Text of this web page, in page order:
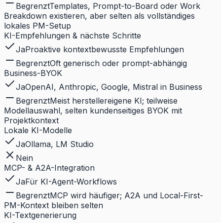
BegrenztTemplates, Prompt-to-Board oder Work
Breakdown existieren, aber selten als vollständiges
lokales PM-Setup
KI-Empfehlungen & nächste Schritte
JaProaktive kontextbewusste Empfehlungen
BegrenztOft generisch oder prompt-abhängig
Business-BYOK
JaOpenAI, Anthropic, Google, Mistral in Business
BegrenztMeist herstellereigene KI; teilweise
Modellauswahl, selten kundenseitiges BYOK mit
Projektkontext
Lokale KI-Modelle
JaOllama, LM Studio
Nein
MCP- & A2A-Integration
JaFür KI-Agent-Workflows
BegrenztMCP wird häufiger; A2A und Local-First-
PM-Kontext bleiben selten
KI-Textgenerierung